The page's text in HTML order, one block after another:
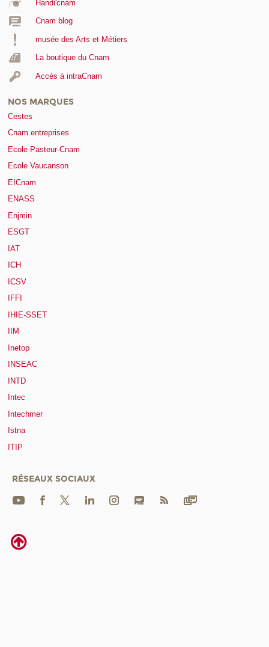
Handi'cnam
Cnam blog
musée des Arts et Métiers
La boutique du Cnam
Accès à intraCnam
NOS MARQUES
Cestes
Cnam entreprises
Ecole Pasteur-Cnam
Ecole Vaucanson
EICnam
ENASS
Enjmin
ESGT
IAT
ICH
ICSV
IFFI
IHIE-SSET
IIM
Inetop
INSEAC
INTD
Intec
Intechmer
Istna
ITIP
RÉSEAUX SOCIAUX